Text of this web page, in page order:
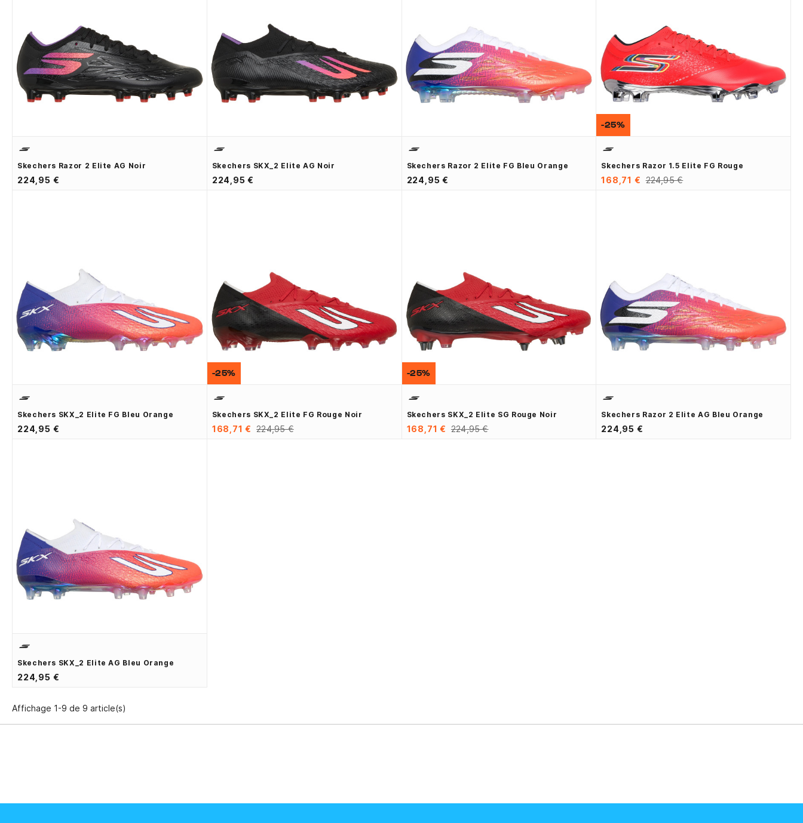
Skechers Razor 2 Elite AG Noir
224,95 €
Skechers SKX_2 Elite AG Noir
224,95 €
Skechers Razor 2 Elite FG Bleu Orange
224,95 €
Skechers Razor 1.5 Elite FG Rouge
168,71 € 224,95 €
-25%
Skechers SKX_2 Elite FG Bleu Orange
224,95 €
Skechers SKX_2 Elite FG Rouge Noir
168,71 € 224,95 €
-25%
Skechers SKX_2 Elite SG Rouge Noir
168,71 € 224,95 €
-25%
Skechers Razor 2 Elite AG Bleu Orange
224,95 €
Skechers SKX_2 Elite AG Bleu Orange
224,95 €
Affichage 1-9 de 9 article(s)